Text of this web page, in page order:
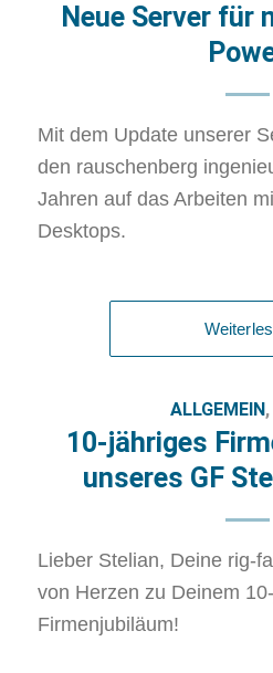
Neue Server für
Mit dem Update unserer
den rauschenberg
Jahren auf das Arbeiten
Desktops.
ALLGEMEIN ,
10-jähriges
unseres GF
Lieber Stelian, Deine rig-
von Herzen zu Deinem
Firmenjubiläum!